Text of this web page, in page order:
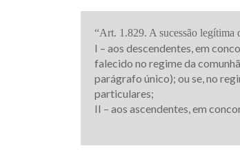
“Art. 1.829. A sucessão legítima
I – aos descendentes, em
falecido no regime da
parágrafo único); ou se, no
particulares;
II – aos ascendentes, em